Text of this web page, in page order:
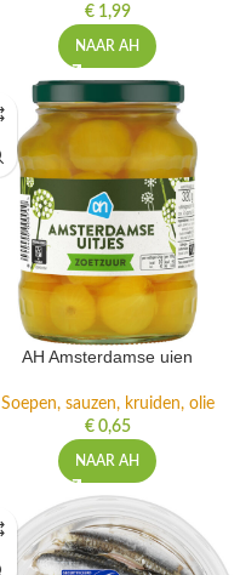
€1,99
NAAR AH
AH Amsterdamse uien
Soepen, sauzen, kruiden, olie
€0,65
NAAR AH